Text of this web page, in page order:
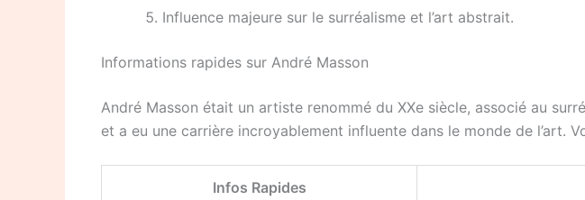
Influence majeure sur le surréalisme et l’art abstrait.
Informations rapides sur André Masson
André Masson était un artiste renommé du XXe siècle, associé au
et a eu une carrière incroyablement influente dans le monde de l’art.
Infos Rapides